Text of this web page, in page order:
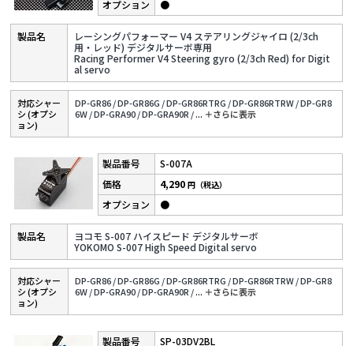
レーシングパフォーマー V4 ステアリングジャイロ (2/3ch
用・レッド) デジタルサーボ専用
Racing Performer V4 Steering gyro (2/3ch Red) for Digit
al servo
●
対応シャー
シ (オプシ
ョン)
DP-GR86 /DP-GR86G /DP-GR86RTRG /DP-GR86RTRW /DP-GR8
6W /DP-GRA90 /DP-GRA90R /... ＋さらに表⽰
S-007A
ヨコモ S-007 ハイスピード デジタルサーボ
YOKOMO S-007 High Speed Digital servo
4,290円（税込）
●
対応シャー
シ (オプシ
ョン)
DP-GR86 /DP-GR86G /DP-GR86RTRG /DP-GR86RTRW /DP-GR8
6W /DP-GRA90 /DP-GRA90R /... ＋さらに表⽰
SP-03DV2BL